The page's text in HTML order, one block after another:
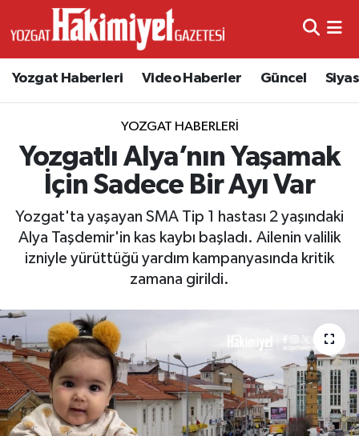
Yozgat Haberleri Video Haberler Güncel
YOZGAT HABERLERI
Yozgatlı Alya’nın Yaşamak
İçin Sadece Bir Ayı Var
Yozgat'ta yaşayan SMA Tip 1 hastası 2 yaşındaki
Alya Taşdemir'in kas kaybı başladı. Ailenin valilik
izniyle yürüttüğü yardım kampanyasında kritik
zamana girildi.